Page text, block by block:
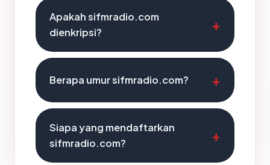
Apakah sifmradio.com
dienkripsi?
Berapa umur sifmradio.com?
Siapa yang mendaftarkan
sifmradio.com?